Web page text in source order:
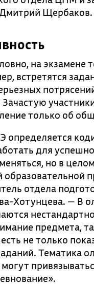
Щербаков.
на экзамене
встретятся
только об
определяется
для
но в
отдела
Хотунцева. — В
предмета,
не только
Тематика